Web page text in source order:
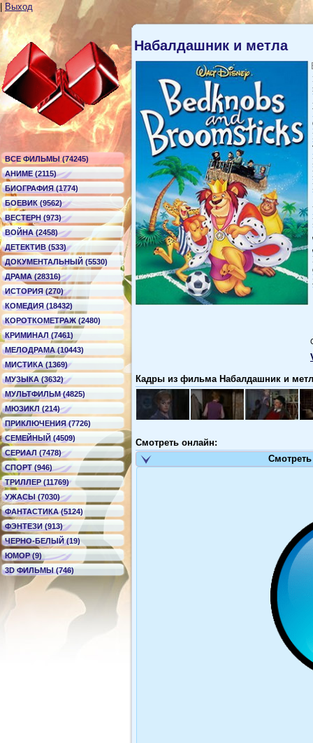
Выход
ВСЕ ФИЛЬМЫ (74245)
АНИМЕ (2115)
БИОГРАФИЯ (1774)
БОЕВИК (9562)
ВЕСТЕРН (973)
ВОЙНА (2458)
ДЕТЕКТИВ (533)
ДОКУМЕНТАЛЬНЫЙ (5530)
ДРАМА (28316)
ИСТОРИЯ (270)
КОМЕДИЯ (18432)
КОРОТКОМЕТРАЖ (2480)
КРИМИНАЛ (7461)
МЕЛОДРАМА (10443)
МИСТИКА (1369)
МУЗЫКА (3632)
МУЛЬТФИЛЬМ (4825)
МЮЗИКЛ (214)
ПРИКЛЮЧЕНИЯ (7726)
СЕМЕЙНЫЙ (4509)
СЕРИАЛ (7478)
СПОРТ (946)
ТРИЛЛЕР (11769)
УЖАСЫ (7030)
ФАНТАСТИКА (5124)
ФЭНТЕЗИ (913)
ЧЕРНО-БЕЛЫЙ (19)
ЮМОР (9)
3D ФИЛЬМЫ (746)
Набалдашник и метла
Кадры из фильма Набалдашник и
Смотреть онлайн: